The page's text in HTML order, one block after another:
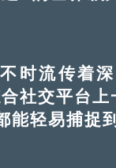
流传着深
社交平台
轻易捕捉